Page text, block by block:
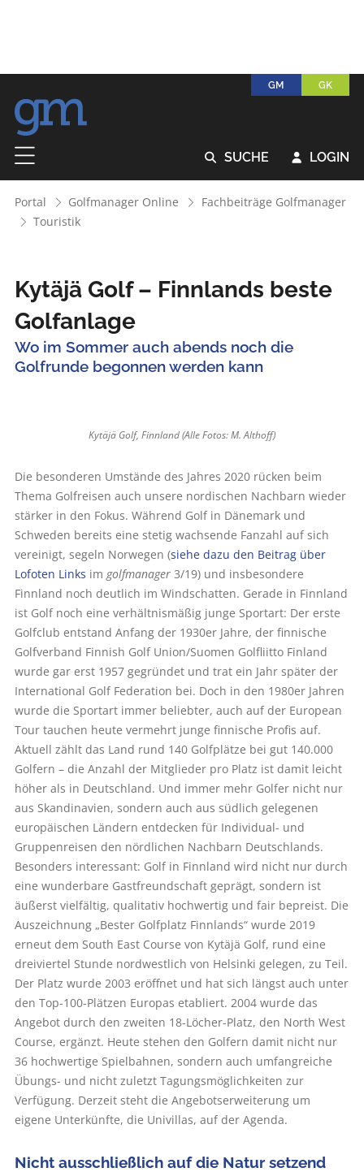
GM GK
 SUCHE  LOGIN
Portal Golfmanager Online
Fachbeiträge Golfmanager
Touristik
Kytäjä Golf – Finnlands beste
Golfanlage
Wo im Sommer auch abends noch die
Golfrunde begonnen werden kann
Kytäjä Golf, Finnland (Alle Fotos: M. Althoff)
Die besonderen Umstände des Jahres 2020 rücken beim
Thema Golfreisen auch unsere nordischen Nachbarn wieder
stärker in den Fokus. Während Golf in Dänemark und
Schweden bereits eine stetig wachsende Fanzahl auf sich
vereinigt, segeln Norwegen (siehe dazu den Beitrag über
Lofoten Links im golfmanager3/19) und insbesondere
Finnland noch deutlich im Windschatten. Gerade in Finnland
ist Golf noch eine verhältnismäßig junge Sportart: Der erste
Golfclub entstand Anfang der 1930er Jahre, der finnische
Golfverband Finnish Golf Union/Suomen Golfliitto Finland
wurde gar erst 1957 gegründet und trat ein Jahr später der
International Golf Federation bei. Doch in den 1980er Jahren
wurde die Sportart immer beliebter, auch auf der European
Tour tauchen heute vermehrt junge finnische Profis auf.
Aktuell zählt das Land rund 140 Golfplätze bei gut 140.000
Golfern – die Anzahl der Mitglieder pro Platz ist damit leicht
höher als in Deutschland. Und immer mehr Golfer nicht nur
aus Skandinavien, sondern auch aus südlich gelegenen
europäischen Ländern entdecken für Individual- und
Gruppenreisen den nördlichen Nachbarn Deutschlands.
Besonders interessant: Golf in Finnland wird nicht nur durch
eine wunderbare Gastfreundschaft geprägt, sondern ist
äußerst vielfältig, qualitativ hochwertig und fair bepreist. Die
Auszeichnung „Bester Golfplatz Finnlands“ wurde 2019
erneut dem South East Course von Kytäjä Golf, rund eine
dreiviertel Stunde nordwestlich von Helsinki gelegen, zu Teil.
Der Platz wurde 2003 eröffnet und hat sich längst auch unter
den Top-100-Plätzen Europas etabliert. 2004 wurde das
Angebot durch den zweiten 18-Löcher-Platz, den North West
Course, ergänzt. Heute stehen den Golfern damit nicht nur
36 hochwertige Spielbahnen, sondern auch umfangreiche
Übungs- und nicht zuletzt Tagungsmöglichkeiten zur
Verfügung. Derzeit steht die Angebotserweiterung um
eigene Unterkünfte, die Univillas, auf der Agenda.
Nicht ausschließlich auf die Natur setzend